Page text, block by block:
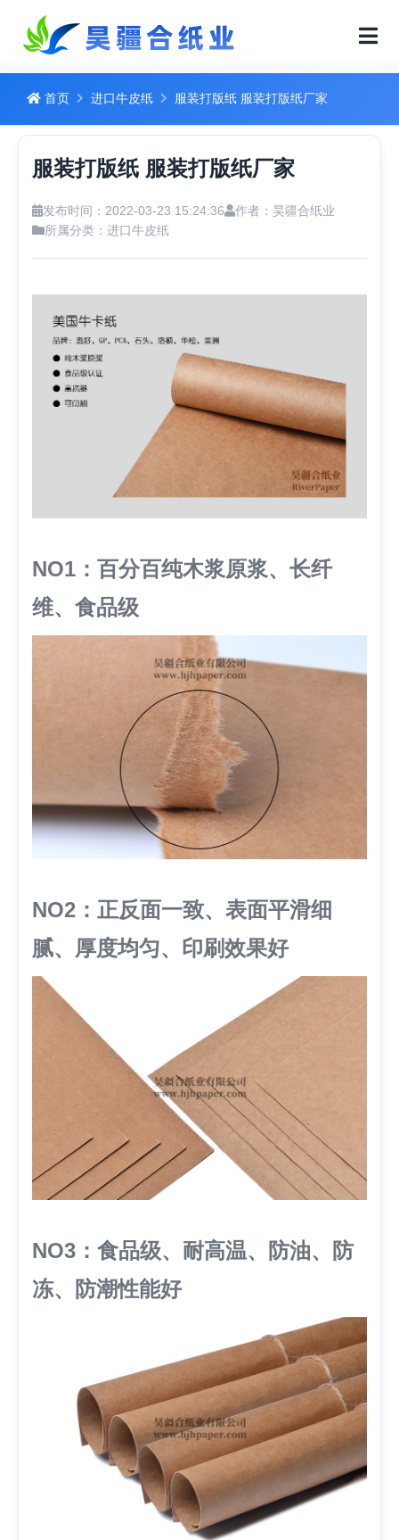
首页 进口牛皮纸 服装打版纸 服装打版纸厂家
服装打版纸 服装打版纸厂家
发布时间：2022-03-23 15:24:36
作者：昊疆合纸业
所属分类： 进口牛皮纸
NO1：百分百纯木浆原浆、长纤
维、食品级
NO2：正反面一致、表面平滑细
腻、厚度均匀、印刷效果好
NO3：食品级、耐高温、防油、防
冻、防潮性能好